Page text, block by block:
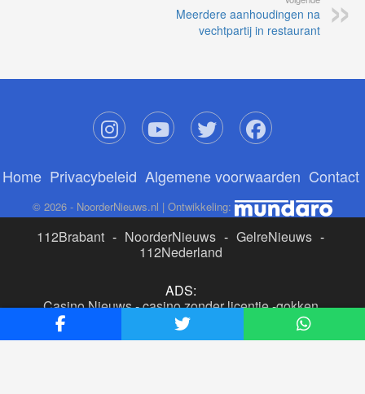
Meerdere aanhoudingen na
vechtpartij in restaurant
Home Privacybeleid Algemene voorwaarden Contact
© 2026 - NoorderNieuws.nl | Ontwikkeling:
112Brabant - NoorderNieuws - GelreNieuws -
112Nederland
ADS:
Casino Nieuws-casino zonder licentie-gokken
buitenlandse site
beste online casino nederland